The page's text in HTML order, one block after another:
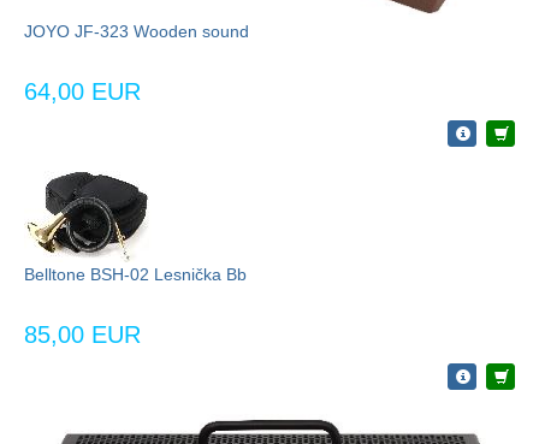
JOYO JF-323 Wooden sound
64,00 EUR
Belltone BSH-02 Lesnička Bb
85,00 EUR